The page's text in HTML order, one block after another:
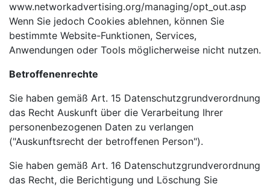
www.networkadvertising.org/managing/opt_out.asp
Wenn Sie jedoch Cookies ablehnen, können Sie
bestimmte Website-Funktionen, Services,
Anwendungen oder Tools möglicherweise nicht nutzen.
Betroffenenrechte
Sie haben gemäß Art. 15 Datenschutzgrundverordnung
das Recht Auskunft über die Verarbeitung Ihrer
personenbezogenen Daten zu verlangen
("Auskunftsrecht der betroffenen Person").
Sie haben gemäß Art. 16 Datenschutzgrundverordnung
das Recht, die Berichtigung und Löschung Sie